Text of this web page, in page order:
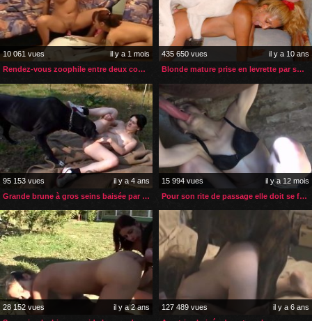
10 061 vues
il y a 1 mois
Rendez-vous zoophile entre deux copines et leurs chiens
435 650 vues
il y a 10 ans
Blonde mature prise en levrette par son chien
95 153 vues
il y a 4 ans
Grande brune à gros seins baisée par son chien dans un champ
15 994 vues
il y a 12 mois
Pour son rite de passage elle doit se faire baiser par un cheval
28 152 vues
il y a 2 ans
127 489 vues
il y a 6 ans